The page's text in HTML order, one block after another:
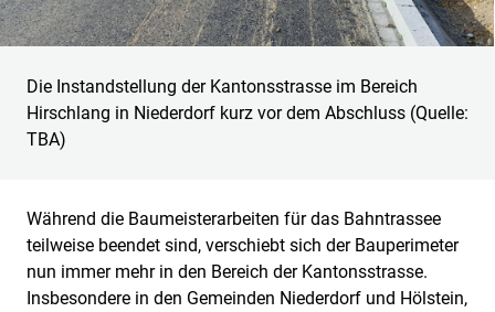
Die Instandstellung der Kantonsstrasse im Bereich
Hirschlang in Niederdorf kurz vor dem Abschluss (Quelle:
TBA)
Während die Baumeisterarbeiten für das Bahntrassee
teilweise beendet sind, verschiebt sich der Bauperimeter
nun immer mehr in den Bereich der Kantonsstrasse.
Insbesondere in den Gemeinden Niederdorf und Hölstein,